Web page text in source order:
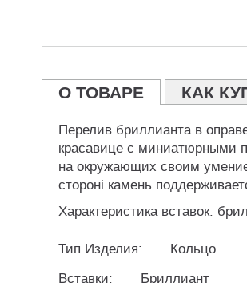
О ТОВАРЕ КАК
Перелив бриллианта в
красавице с миниатюрными
на окружающих своим
стороні камень
Характеристика вставок:
Тип Изделия: Кольцо
Вставки:
Бриллиант